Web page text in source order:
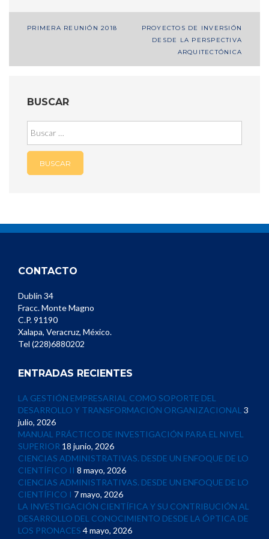
Navegación
entradas
PRIMERA REUNIÓN 2018
PROYECTOS DE INVERSIÓN
DESDE LA PERSPECTIVA
ARQUITECTÓNICA
BUSCAR
CONTACTO
Dublín 34
Fracc. Monte Magno
C.P. 91190
Xalapa, Veracruz, México.
Tel (228)6880202
ENTRADAS RECIENTES
LA GESTIÓN EMPRESARIAL COMO SOPORTE DEL
DESARROLLO Y TRANSFORMACIÓN ORGANIZACIONAL 3
julio, 2026
MANUAL PRÁCTICO DE INVESTIGACIÓN PARA EL NIVEL
SUPERIOR 18 junio, 2026
CIENCIAS ADMINISTRATIVAS. DESDE UN ENFOQUE DE LO
CIENTÍFICO II 8 mayo, 2026
CIENCIAS ADMINISTRATIVAS. DESDE UN ENFOQUE DE LO
CIENTÍFICO I 7 mayo, 2026
LA INVESTIGACIÓN CIENTÍFICA Y SU CONTRIBUCIÓN AL
DESARROLLO DEL CONOCIMIENTO DESDE LA ÓPTICA DE
LOS PRONACES 4 mayo, 2026